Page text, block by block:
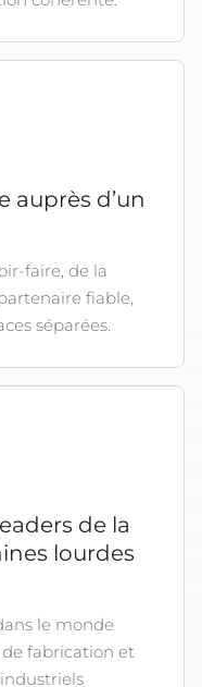
auprès d’un
faire, de la
fiable,
séparées.
de la
lourdes
le monde
fabrication et